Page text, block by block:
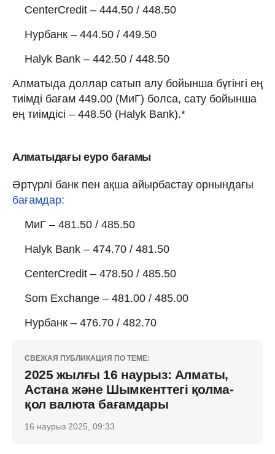
CenterCredit – 444.50 / 448.50
Нурбанк – 444.50 / 449.50
Halyk Bank – 442.50 / 448.50
Алматыда доллар сатып алу бойынша бүгінгі ең
тиімді бағам 449.00 (МиГ) болса, сату бойынша
ең тиімдісі – 448.50 (Halyk Bank).*
Алматыдағы еуро бағамы
Әртүрлі банк пен ақша айырбастау орнындағы
бағамдар:
МиГ – 481.50 / 485.50
Halyk Bank – 474.70 / 481.50
CenterCredit – 478.50 / 485.50
Som Exchange – 481.00 / 485.00
Нурбанк – 476.70 / 482.70
СВЕЖАЯ ПУБЛИКАЦИЯ ПО ТЕМЕ:
2025 жылғы 16 наурыз: Алматы,
Астана және Шымкенттегі қолма-
қол валюта бағамдары
16 наурыз 2025, 09:33